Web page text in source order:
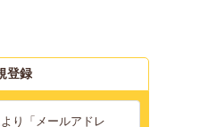
登録
り「メールアドレ